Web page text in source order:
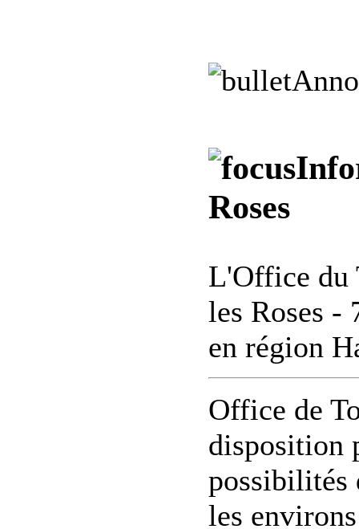
Roses
L'Office du
les Roses -
en région
Office de
disposition
possibilités
les